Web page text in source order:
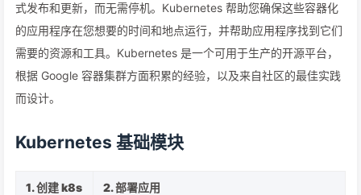
式发布和更新，而无需停机。Kubernetes 帮助您确保这些容器化
的应用程序在您想要的时间和地点运行，并帮助应用程序找到它们
需要的资源和工具。Kubernetes 是一个可用于生产的开源平台，
根据 Google 容器集群方面积累的经验，以及来自社区的最佳实践
而设计。
Kubernetes 基础模块
1. 创建 k8s
2. 部署应用